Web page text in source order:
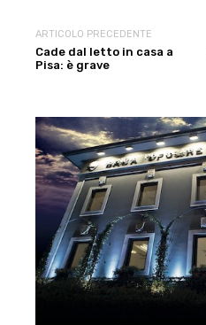
ARTICOLO PRECEDENTE
Cade dal letto in casa a
Pisa: è grave